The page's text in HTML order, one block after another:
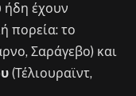
ήδη έχουν
πορεία: το
Σαράγεβο) και
(Τέλιουραϊντ,